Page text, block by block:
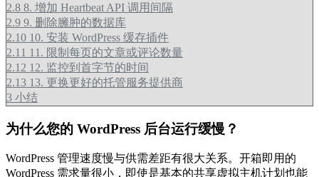
2.8 8. 增加 Heartbeat API 调用间隔
2.9 9. 删除臃肿的数据库
2.10 10. 安装 WordPress 缓存插件
2.11 11. 限制每页的文章或评论数量
2.12 12. 监控到首字节的时间
2.13 13. 更换更好的托管服务提供商
3 小结
为什么您的 WordPress 后台运行缓慢？
WordPress 管理速度慢与供需差距有很大关系。开箱即用的
WordPress 需求量很小，即使是基本的共享虚拟主机计划也能